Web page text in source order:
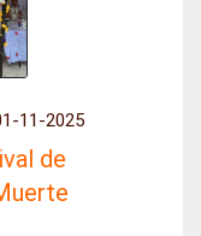
11-2025
de